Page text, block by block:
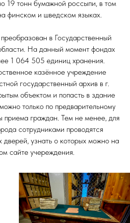
19 тонн бумажной россыпи, в том
финском и шведском языках.
в Государственный
На данный момент фондах
1 064 505 единиц хранения.
казённое учреждение
государственный архив в г.
объектом и попасть в здание
только по предварительному
приема граждан. Тем не менее, для
сотрудниками проводятся
дверей, узнать о которых можно на
сайте учереждения.